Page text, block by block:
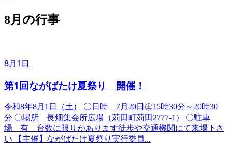
8月の行事
8月1日
第1回ながばたけ夏祭り 開催！
令和8年8月1日（土） ​〇日時 7月20日㊏15時30分～20時30
分 〇場所 長畑集会所広場（苅田町苅田2777-1） 〇駐車
場 有 台数に限りがあります徒歩や交通機関にて来場下さ
い 【主催】ながばたけ夏祭り実行委員...